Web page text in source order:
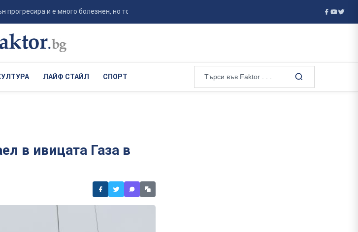
и е много болезнен, но той продължава публичните ... От днес цените в магазините са само в
ЛАЙФ СТАЙЛ СПОРТ
в ивицата Газа в